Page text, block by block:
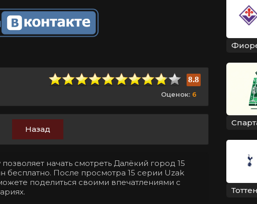
8.8
Оценок: 6
Назад
начать смотреть Далёкий город 15
бесплатно. После просмотра 15 серии Uzak
поделиться своими впечатлениями с